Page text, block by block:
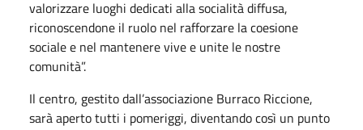
valorizzare luoghi dedicati alla socialità diffusa,
riconoscendone il ruolo nel rafforzare la coesione
sociale e nel mantenere vive e unite le nostre
comunità”.
Il centro, gestito dall’associazione Burraco Riccione,
sarà aperto tutti i pomeriggi, diventando così un punto